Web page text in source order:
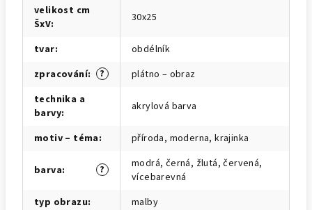
velikost cm
ŠxV: 30x25
tvar:
obdélník
?
zpracování:
plátno – obraz
technika a
barvy: akrylová barva
motiv – téma: příroda, moderna, krajinka
?
barva:
modrá, černá, žlutá, červená,
vícebarevná
typ obrazu: malby